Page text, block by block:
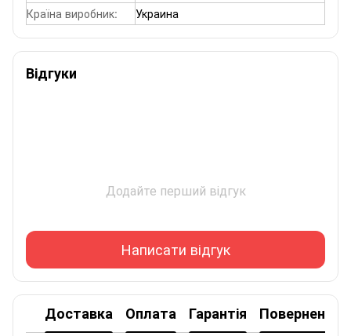
Країна виробник:
Украина
Відгуки
Додайте перший відгук
Написати відгук
Доставка Оплата Гарантія Повернення